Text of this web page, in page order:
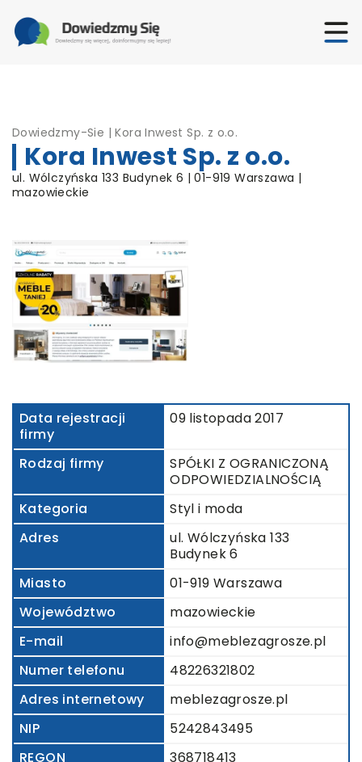
Dowiedzmy-Sie |Kora Inwest Sp. z o.o.
Kora Inwest Sp. z o.o.
ul. Wólczyńska 133 Budynek 6 | 01-919 Warszawa |
mazowieckie
Data rejestracji
firmy
09 listopada 2017
Rodzaj firmy
SPÓŁKI Z OGRANICZONĄ
ODPOWIEDZIALNOŚCIĄ
Kategoria
Styl i moda
Adres
ul. Wólczyńska 133
Budynek 6
Miasto
01-919 Warszawa
Województwo
mazowieckie
E-mail
info@meblezagrosze.pl
Numer telefonu
48226321802
Adres internetowy
meblezagrosze.pl
NIP
5242843495
REGON
368718413